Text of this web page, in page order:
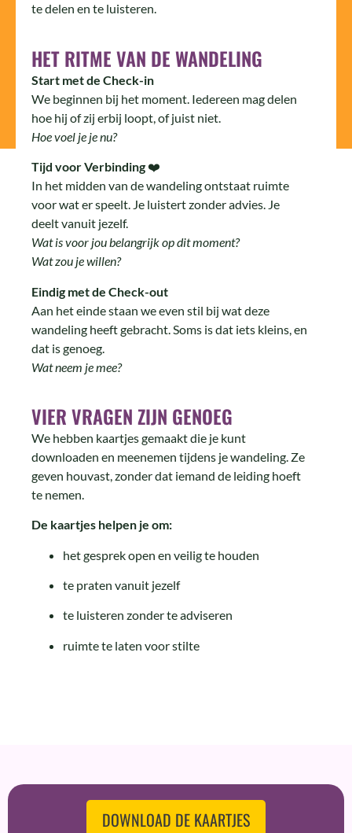
te delen en te luisteren.
HET RITME VAN DE WANDELING
Start met de Check-in
We beginnen bij het moment. Iedereen mag delen
hoe hij of zij erbij loopt, of juist niet.
Hoe voel je je nu?
Tijd voor Verbinding ❤️
In het midden van de wandeling ontstaat ruimte
voor wat er speelt. Je luistert zonder advies. Je
deelt vanuit jezelf.
Wat is voor jou belangrijk op dit moment?
Wat zou je willen?
Eindig met de Check-out
Aan het einde staan we even stil bij wat deze
wandeling heeft gebracht. Soms is dat iets kleins, en
dat is genoeg.
Wat neem je mee?
VIER VRAGEN ZIJN GENOEG
We hebben kaartjes gemaakt die je kunt
downloaden en meenemen tijdens je wandeling. Ze
geven houvast, zonder dat iemand de leiding hoeft
te nemen.
De kaartjes helpen je om:
het gesprek open en veilig te houden
te praten vanuit jezelf
te luisteren zonder te adviseren
ruimte te laten voor stilte
DOWNLOAD DE KAARTJES